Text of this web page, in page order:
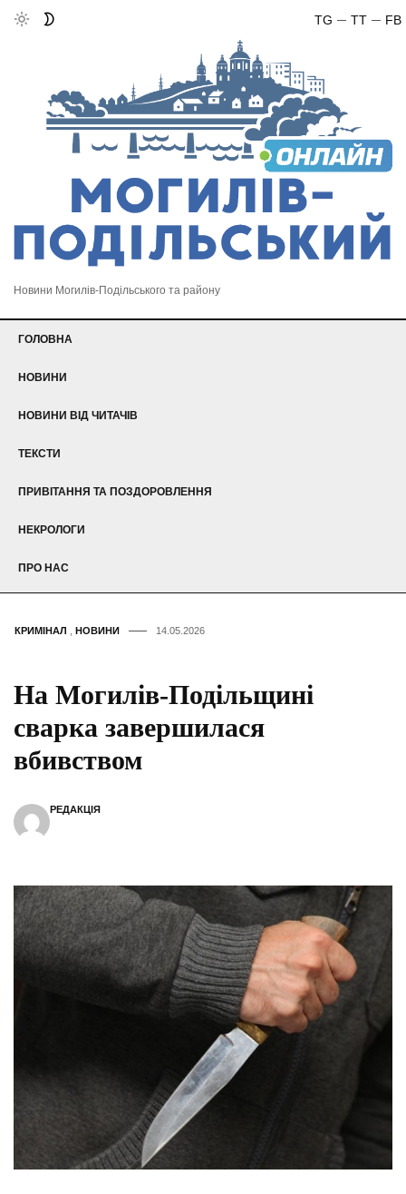
FB
TT
TG
Новини Могилів-Подільського та району
ГОЛОВНА
НОВИНИ
НОВИНИ ВІД ЧИТАЧІВ
ТЕКСТИ
ПРИВІТАННЯ ТА ПОЗДОРОВЛЕННЯ
НЕКРОЛОГИ
ПРО НАС
КРИМІНАЛ НОВИНИ 14.05.2026
На Могилів-Подільщині
сварка завершилася
вбивством
РЕДАКЦІЯ